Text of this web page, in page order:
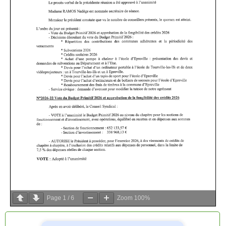
Page 1 / 6 Zoom 100%